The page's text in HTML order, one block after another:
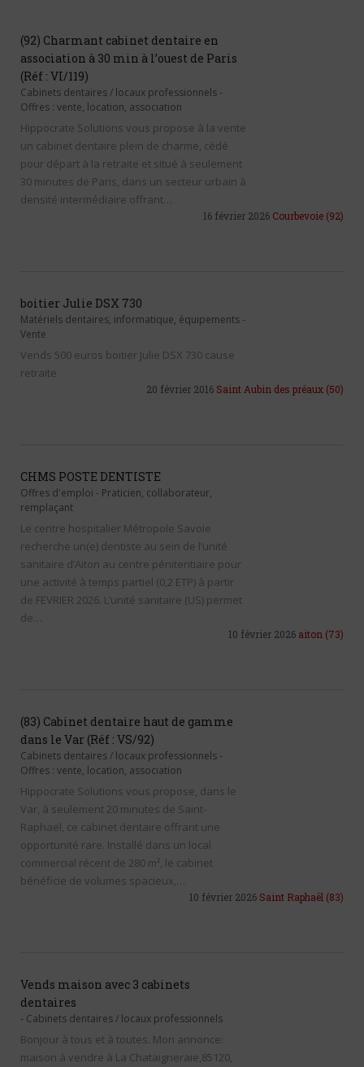
(92) Charmant cabinet dentaire en
association à 30 min à l’ouest de Paris
(Réf : VI/119)
Cabinets dentaires / locaux professionnels -
Offres : vente, location, association
Hippocrate Solutions vous propose à la vente
un cabinet dentaire plein de charme, cédé
pour départ à la retraite et situé à seulement
30 minutes de Paris, dans un secteur urbain à
densité intermédiaire offrant…
16 février 2026 Courbevoie (92)
boitier Julie DSX 730
Matériels dentaires, informatique, équipements -
Vente
Vends 500 euros boitier Julie DSX 730 cause
retraite
20 février 2016 Saint Aubin des préaux (50)
CHMS POSTE DENTISTE
Offres d'emploi - Praticien, collaborateur,
remplaçant
Le centre hospitalier Métropole Savoie
recherche un(e) dentiste au sein de l’unité
sanitaire d’Aiton au centre pénitentiaire pour
une activité à temps partiel (0,2 ETP) à partir
de FEVRIER 2026. L’unité sanitaire (US) permet
de…
10 février 2026 aiton (73)
(83) Cabinet dentaire haut de gamme
dans le Var (Réf : VS/92)
Cabinets dentaires / locaux professionnels -
Offres : vente, location, association
Hippocrate Solutions vous propose, dans le
Var, à seulement 20 minutes de Saint-
Raphaël, ce cabinet dentaire offrant une
opportunité rare. Installé dans un local
commercial récent de 280 m², le cabinet
bénéficie de volumes spacieux,…
10 février 2026 Saint Raphaël (83)
Vends maison avec 3 cabinets
dentaires
- Cabinets dentaires / locaux professionnels
Bonjour à tous et à toutes. Mon annonce:
maison à vendre à La Chataigneraie,85120,